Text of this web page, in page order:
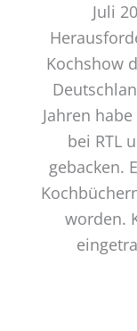
Juli
Kochshow
Jahren
bei RTL
gebacken.
worden.